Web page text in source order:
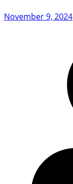
November 9, 2024